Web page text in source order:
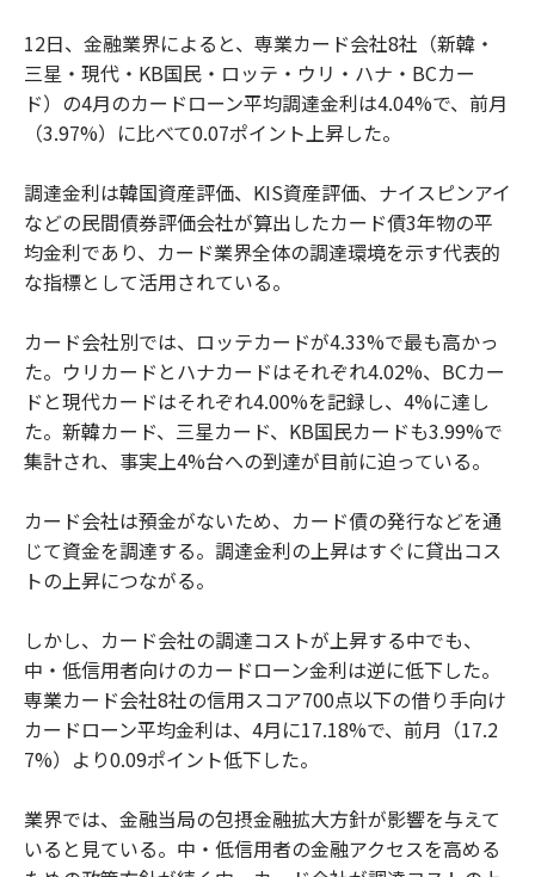
12日、金融業界によると、専業カード会社8社（新韓・
三星・現代・KB国民・ロッテ・ウリ・ハナ・BCカー
ド）の4月のカードローン平均調達金利は4.04%で、前月
（3.97%）に比べて0.07ポイント上昇した。
調達金利は韓国資産評価、KIS資産評価、ナイスピンアイ
などの民間債券評価会社が算出したカード債3年物の平
均金利であり、カード業界全体の調達環境を示す代表的
な指標として活用されている。
カード会社別では、ロッテカードが4.33%で最も高かっ
た。ウリカードとハナカードはそれぞれ4.02%、BCカー
ドと現代カードはそれぞれ4.00%を記録し、4%に達し
た。新韓カード、三星カード、KB国民カードも3.99%で
集計され、事実上4%台への到達が目前に迫っている。
カード会社は預金がないため、カード債の発行などを通
じて資金を調達する。調達金利の上昇はすぐに貸出コス
トの上昇につながる。
しかし、カード会社の調達コストが上昇する中でも、
中・低信用者向けのカードローン金利は逆に低下した。
専業カード会社8社の信用スコア700点以下の借り手向け
カードローン平均金利は、4月に17.18%で、前月（17.2
7%）より0.09ポイント低下した。
業界では、金融当局の包摂金融拡大方針が影響を与えて
いると見ている。中・低信用者の金融アクセスを高める